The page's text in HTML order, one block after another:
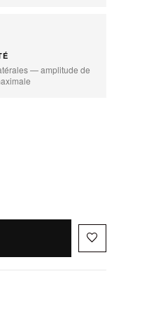
— amplitude de
favorite_border